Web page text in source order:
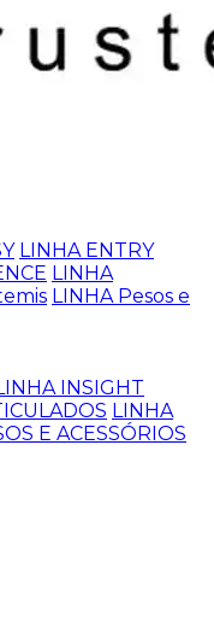
LINHA ENTRY
LINHA
LINHA Pesos e
INSIGHT
LINHA
E ACESSÓRIOS